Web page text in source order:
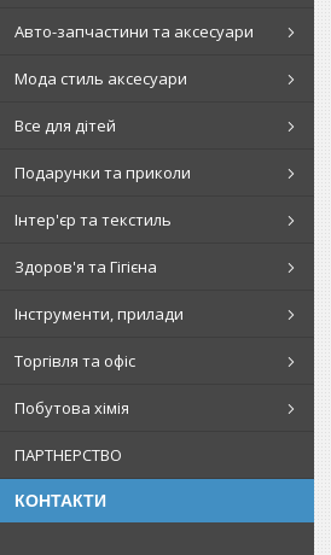
Авто-запчастини та аксесуари
Мода стиль аксесуари
Все для дітей
Подарунки та приколи
Інтер'єр та текстиль
Здоров'я та Гігієна
Інструменти, прилади
Торгівля та офіс
Побутова хімія
ПАРТНЕРСТВО
КОНТАКТИ